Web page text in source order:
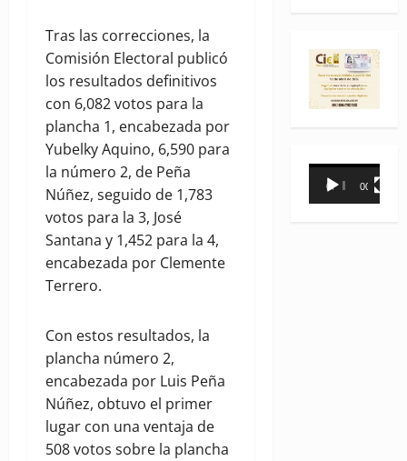
Tras las correcciones, la
Comisión Electoral publicó
los resultados definitivos
con 6,082 votos para la
plancha 1, encabezada por
Yubelky Aquino, 6,590 para
la número 2, de Peña
Núñez, seguido de 1,783
votos para la 3, José
Santana y 1,452 para la 4,
encabezada por Clemente
Terrero.
Con estos resultados, la
plancha número 2,
encabezada por Luis Peña
Núñez, obtuvo el primer
lugar con una ventaja de
508 votos sobre la plancha
Reproductor
00:00 00:31